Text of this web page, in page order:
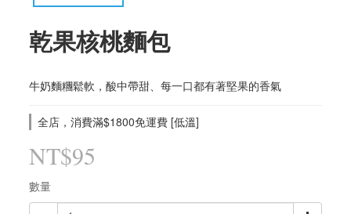
乾果核桃麵包
牛奶麵糰鬆軟，酸中帶甜、每一口都有著堅果的香氣
全店，消費滿$1800免運費 [低溫]
NT$95
數量